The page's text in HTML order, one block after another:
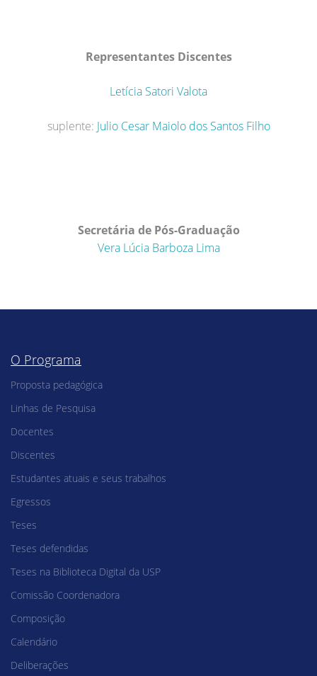
Representantes Discentes
Letícia Satori Valota
suplente: Julio Cesar Maiolo dos Santos Filho
Secretária de Pós-Graduação
Vera Lúcia Barboza Lima
O Programa
Proposta pedagógica
Linhas de Pesquisa
Docentes
Discentes
Estudantes atuais e seus trabalhos
Egressos
Teses
Teses defendidas
Teses na Biblioteca Digital da USP
Comissão Coordenadora
Composição
Calendário
Deliberações